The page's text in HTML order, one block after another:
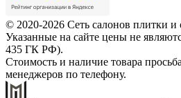
© 2020-2026 Сеть салонов плитки и
Указанные на сайте цены не
435 ГК РФ).
Стоимость и наличие товара
менеджеров по телефону.